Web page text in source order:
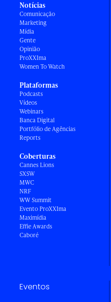
Notícias
Comunicação
Marketing
Mídia
Gente
Opinião
ProXXIma
Women To Watch
Plataformas
Podcasts
Vídeos
Webinars
Banca Digital
Portfólio de Agências
Reports
Coberturas
Cannes Lions
SXSW
MWC
NRF
WW Summit
Evento ProXXIma
Maximídia
Effie Awards
Caboré
Eventos